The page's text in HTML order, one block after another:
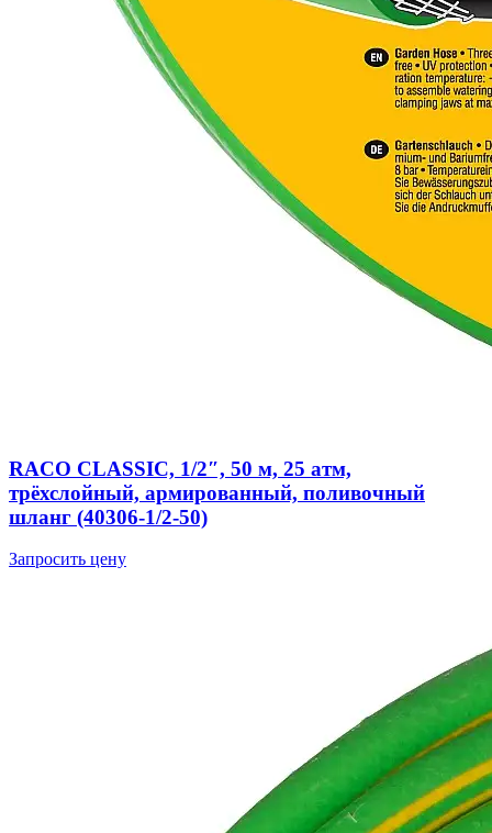
RACO CLASSIC, 1/2″, 50 м, 25 атм,
трёхслойный, армированный, поливочный
шланг (40306-1/2-50)
Запросить цену